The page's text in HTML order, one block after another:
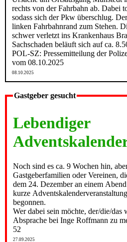
rechts von der Fahrbahn ab. Dabei
sodass sich der Pkw überschlug.
linken Fahrbahnrand zum Stehen.
schwer verletzt ins Krankenhaus
Sachschaden beläuft sich auf ca.
POL-SZ: Pressemitteilung der
vom 08.10.2025
08.10.2025
Gastgeber gesucht
Lebendiger
Noch sind es ca. 9 Wochen hin,
Gastgeberfamilien oder Vereinen,
dem 24. Dezember an einem
kurze
begonnen.
Wer dabei sein möchte, der/die/das
Absprache bei Inge Roffmann zu
52
27.09.2025